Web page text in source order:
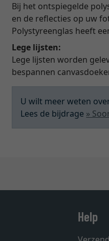
Bij het ontspiegelde
en de reflecties op uw
Polystyreenglas heeft
Lege lijsten:
Lege lijsten worden
bespannen
U wilt meer weten
Lees de bijdrage »
Help